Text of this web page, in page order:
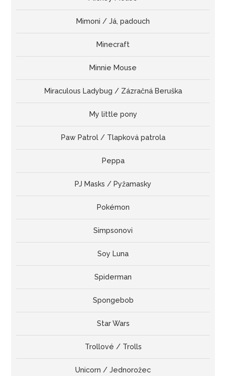
Mimoni / Já, padouch
Minecraft
Minnie Mouse
Miraculous Ladybug / Zázračná Beruška
My little pony
Paw Patrol / Tlapková patrola
Peppa
PJ Masks / Pyžamasky
Pokémon
Simpsonovi
Soy Luna
Spiderman
Spongebob
Star Wars
Trollové / Trolls
Unicorn / Jednorožec